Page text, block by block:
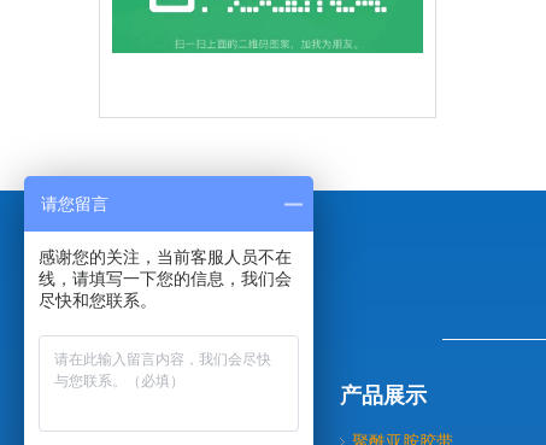
导航分类 产品展示
请您留言
感谢您的关注，当前客服人员不在
线，请填写一下您的信息，我们会
尽快和您联系。